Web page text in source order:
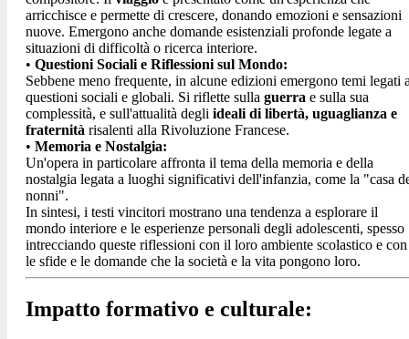
arricchisce e permette di crescere, donando emozioni e sensazioni
nuove. Emergono anche domande esistenziali profonde legate a
situazioni di difficoltà o ricerca interiore.
• Questioni Sociali e Riflessioni sul Mondo:
Sebbene meno frequente, in alcune edizioni emergono temi legati
questioni sociali e globali. Si riflette sulla guerra e sulla sua
complessità, e sull'attualità degli ideali di libertà, uguaglianza e
fraternità risalenti alla Rivoluzione Francese.
• Memoria e Nostalgia:
Un'opera in particolare affronta il tema della memoria e della
nostalgia legata a luoghi significativi dell'infanzia, come la "casa
nonni".
In sintesi, i testi vincitori mostrano una tendenza a esplorare il
mondo interiore e le esperienze personali degli adolescenti, spesso
intrecciando queste riflessioni con il loro ambiente scolastico e con
le sfide e le domande che la società e la vita pongono loro.
Impatto formativo e culturale: